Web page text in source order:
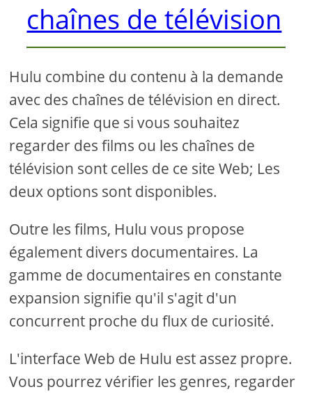
chaînes de télévision
Hulu combine du contenu à la demande
avec des chaînes de télévision en direct.
Cela signifie que si vous souhaitez
regarder des films ou les chaînes de
télévision sont celles de ce site Web; Les
deux options sont disponibles.
Outre les films, Hulu vous propose
également divers documentaires. La
gamme de documentaires en constante
expansion signifie qu'il s'agit d'un
concurrent proche du flux de curiosité.
L'interface Web de Hulu est assez propre.
Vous pourrez vérifier les genres, regarder